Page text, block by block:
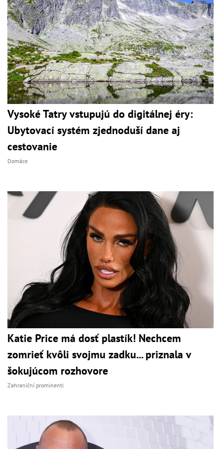
Vysoké Tatry vstupujú do digitálnej éry:
Ubytovací systém zjednoduší dane aj
cestovanie
Domáce
Katie Price má dosť plastík! Nechcem
zomrieť kvôli svojmu zadku... priznala v
šokujúcom rozhovore
Zahraniční prominenti